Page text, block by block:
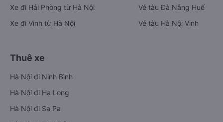
Xe đi Hải Phòng từ Hà Nội
Xe đi Vinh từ Hà Nội
Vé tàu Đà Nẵng Huế
Vé tàu Hà Nội Vinh
Thuê xe
Hà Nội đi Ninh Bình
Hà Nội đi Hạ Long
Hà Nội đi Sa Pa